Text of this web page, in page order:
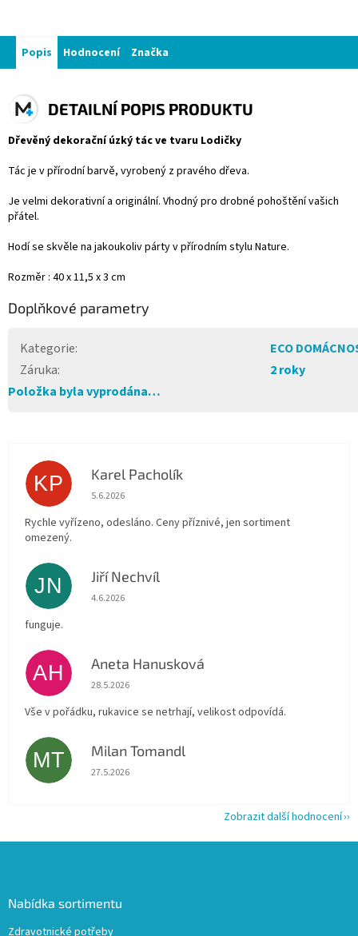
Popis Hodnocení Značka
DETAILNÍ POPIS PRODUKTU
Dřevěný dekorační úzký tác ve tvaru Lodičky
Tác je v přírodní barvě, vyrobený z pravého dřeva.
Je velmi dekorativní a originální. Vhodný pro drobné pohoštění vašich
přátel.
Hodí se skvěle na jakoukoliv párty v přírodním stylu Nature.
Rozměr : 40 x 11,5 x 3 cm
Doplňkové parametry
Kategorie:
ECO
Záruka:
2 roky
Položka byla vyprodána…
KP Karel Pacholík
Hodnocení obchodu je 4 z 5 hvězdiček.
5.6.2026
Rychle vyřízeno, odesláno. Ceny příznivé, jen sortiment
omezený.
JN Jiří Nechvíl
Hodnocení obchodu je 5 z 5 hvězdiček.
4.6.2026
funguje.
AH Aneta Hanusková
Hodnocení obchodu je 5 z 5 hvězdiček.
28.5.2026
Vše v pořádku, rukavice se netrhají, velikost odpovídá.
MT Milan Tomandl
Hodnocení obchodu je 5 z 5 hvězdiček.
27.5.2026
Zobrazit další hodnocení
Nabídka sortimentu
Zdravotnické potřeby